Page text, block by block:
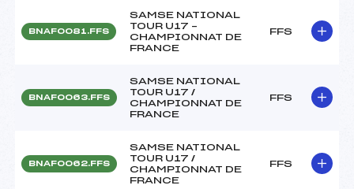
BNAF0081.FFS
SAMSE NATIONAL
TOUR U17 –
CHAMPIONNAT DE
FRANCE
FFS
BNAF0063.FFS
SAMSE NATIONAL
TOUR U17 /
CHAMPIONNAT DE
FRANCE
FFS
BNAF0062.FFS
SAMSE NATIONAL
TOUR U17 /
CHAMPIONNAT DE
FRANCE
FFS